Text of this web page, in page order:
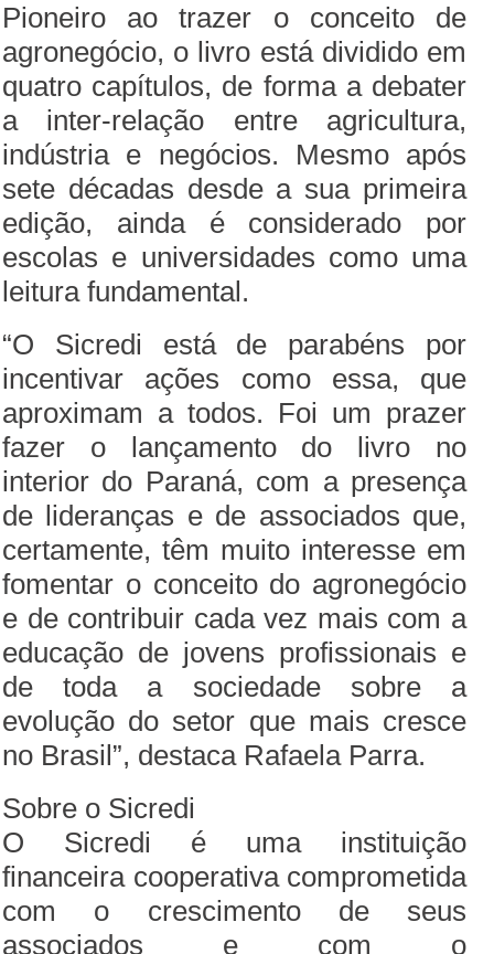
Pioneiro ao trazer o conceito de
agronegócio, o livro está dividido em
quatro capítulos, de forma a debater
a inter-relação entre agricultura,
indústria e negócios. Mesmo após
sete décadas desde a sua primeira
edição, ainda é considerado por
escolas e universidades como uma
leitura fundamental.
“O Sicredi está de parabéns por
incentivar ações como essa, que
aproximam a todos. Foi um prazer
fazer o lançamento do livro no
interior do Paraná, com a presença
de lideranças e de associados que,
certamente, têm muito interesse em
fomentar o conceito do agronegócio
e de contribuir cada vez mais com a
educação de jovens profissionais e
de toda a sociedade sobre a
evolução do setor que mais cresce
no Brasil”, destaca Rafaela Parra.
Sobre o Sicredi
O Sicredi é uma instituição
financeira cooperativa comprometida
com o crescimento de seus
associados e com o